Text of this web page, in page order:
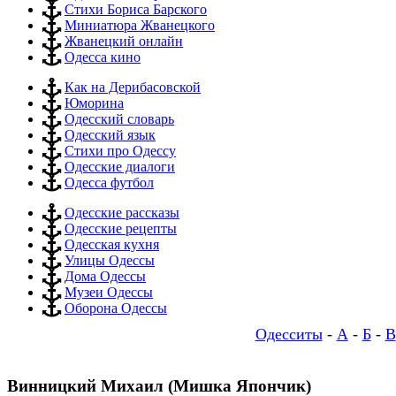
Стихи Бориса Барского
Миниатюра Жванецкого
Жванецкий онлайн
Одесса кино
Как на Дерибасовской
Юморина
Одесский словарь
Одесский язык
Стихи про Одессу
Одесские диалоги
Одесса футбол
Одесские рассказы
Одесские рецепты
Одесская кухня
Улицы Одессы
Дома Одессы
Музеи Одессы
Оборона Одессы
Одесситы- А- Б- В
Винницкий Михаил (Мишка Япончик)